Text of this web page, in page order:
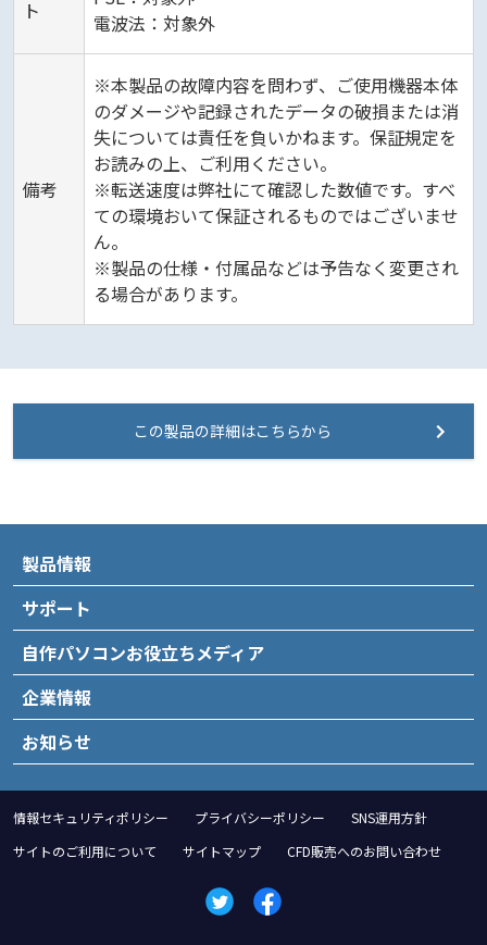
ト
電波法：対象外
備考
※本製品の故障内容を問わず、ご使用機器本体
のダメージや記録されたデータの破損または消
失については責任を負いかねます。保証規定を
お読みの上、ご利用ください。
※転送速度は弊社にて確認した数値です。すべ
ての環境おいて保証されるものではございませ
ん。
※製品の仕様・付属品などは予告なく変更され
る場合があります。
この製品の詳細はこちらから
製品情報
サポート
自作パソコンお役立ちメディア
企業情報
お知らせ
情報セキュリティポリシー プライバシーポリシー
SNS運用方針
サイトのご利用について
サイトマップ CFD販売へのお問い合わせ